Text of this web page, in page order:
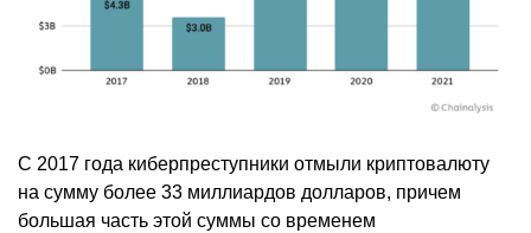
С 2017 года киберпреступники отмыли криптовалюту
на сумму более 33 миллиардов долларов, причем
большая часть этой суммы со временем